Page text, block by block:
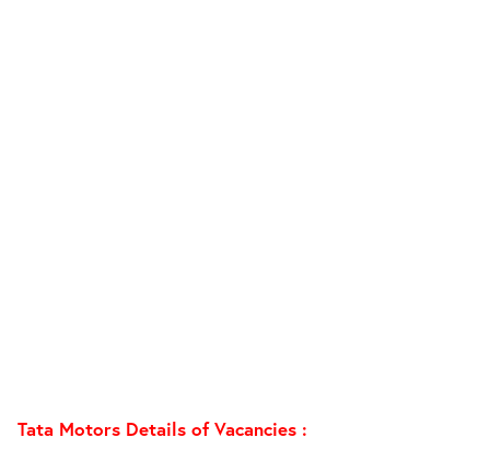
Tata Motors Details of Vacancies :